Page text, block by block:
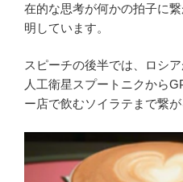
在的な思考が何かの拍子に
明しています。
スピーチの後半では、ロシ
人工衛星スプートニクから
ー店で飲むソイラテまで繋が